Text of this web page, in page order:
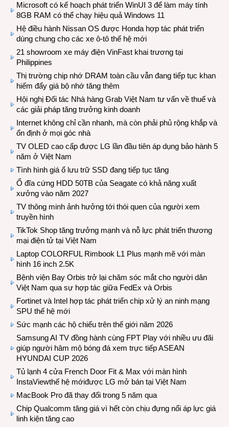
Microsoft có kế hoạch phát triển WinUI 3 để làm máy tính
8GB RAM có thể chạy hiệu quả Windows 11
Hệ điều hành Nissan OS được Honda hợp tác phát triển
dùng chung cho các xe ô-tô thế hệ mới
21 showroom xe máy điện VinFast khai trương tại
Philippines
Thị trường chip nhớ DRAM toàn cầu vẫn đang tiếp tục khan
hiếm đẩy giá bộ nhớ tăng thêm
Hội nghị Đối tác Nhà hàng Grab Việt Nam tư vấn về thuế và
các giải pháp tăng trưởng kinh doanh
Internet không chỉ cần nhanh, mà còn phải phủ rộng khắp và
ổn định ở mọi góc nhà
TV OLED cao cấp được LG lần đầu tiên áp dụng bảo hành 5
năm ở Việt Nam
Tình hình giá ổ lưu trữ SSD đang tiếp tục tăng
Ổ đĩa cứng HDD 50TB của Seagate có khả năng xuất
xưởng vào năm 2027
TV thông minh ảnh hưởng tới thói quen của người xem
truyền hình
TikTok Shop tăng trưởng mạnh và nỗ lực phát triển thương
mại điện tử tại Việt Nam
Laptop COLORFUL Rimbook L1 Plus mạnh mẽ với màn
hình 16 inch 2.5K
Bệnh viện Bay Orbis trở lại chăm sóc mắt cho người dân
Việt Nam qua sự hợp tác giữa FedEx và Orbis
Fortinet và Intel hợp tác phát triển chip xử lý an ninh mạng
SPU thế hệ mới
Sức mạnh các hộ chiếu trên thế giới năm 2026
Samsung AI TV đồng hành cùng FPT Play với nhiều ưu đãi
giúp người hâm mộ bóng đá xem trực tiếp ASEAN
HYUNDAI CUP 2026
Tủ lạnh 4 cửa French Door Fit & Max với màn hình
InstaViewthế hệ mớiđược LG mở bán tại Việt Nam
MacBook Pro đã thay đổi trong 5 năm qua
Chip Qualcomm tăng giá vì hết còn chịu đựng nổi áp lực giá
linh kiện tăng cao